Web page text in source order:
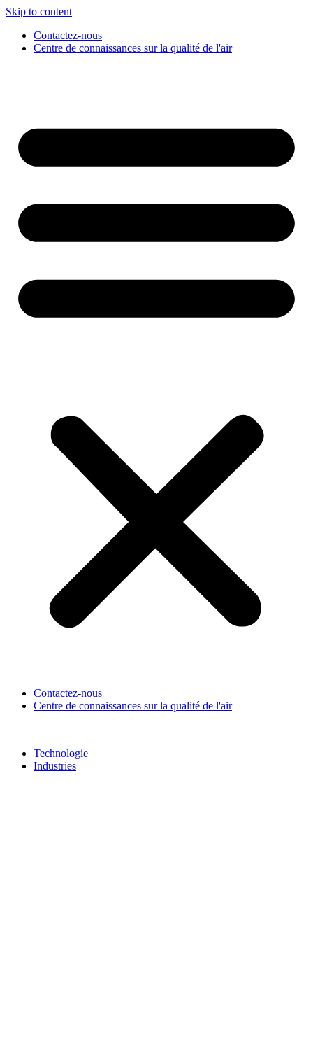
Skip to content
Contactez-nous
Centre de connaissances sur la qualité de l'air
Contactez-nous
Centre de connaissances sur la qualité de l'air
Technologie
Industries